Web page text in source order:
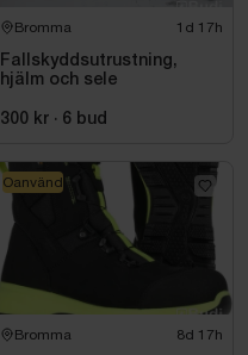
Bromma 1d 17h
Fallskyddsutrustning,
hjälm och sele
300 kr · 6 bud
Bromma 8d 17h
Oanvänd